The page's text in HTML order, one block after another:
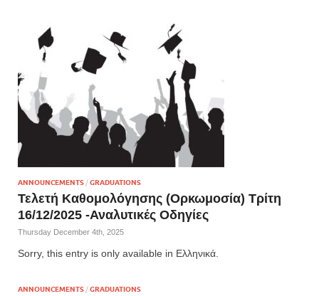
ANNOUNCEMENTS /GRADUATIONS
Τελετή Καθομολόγησης (Ορκωμοσία) Τρίτη
16/12/2025 -Αναλυτικές Οδηγίες
Thursday December 4th, 2025
Sorry, this entry is only available in Ελληνικά.
ANNOUNCEMENTS/GRADUATIONS